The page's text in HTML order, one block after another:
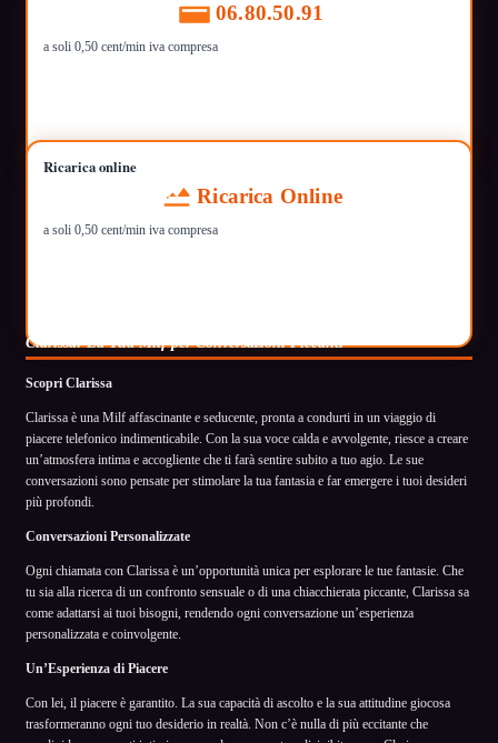
06.80.50.91
a soli 0,50 cent/min iva compresa
Ricarica online
Ricarica Online
a soli 0,50 cent/min iva compresa
Clarissa: La Tua Milf per Conversazioni Piccanti
Scopri Clarissa
Clarissa è una Milf affascinante e seducente, pronta a condurti in un viaggio di
piacere telefonico indimenticabile. Con la sua voce calda e avvolgente, riesce a creare
un’atmosfera intima e accogliente che ti farà sentire subito a tuo agio. Le sue
conversazioni sono pensate per stimolare la tua fantasia e far emergere i tuoi desideri
più profondi.
Conversazioni Personalizzate
Ogni chiamata con Clarissa è un’opportunità unica per esplorare le tue fantasie. Che
tu sia alla ricerca di un confronto sensuale o di una chiacchierata piccante, Clarissa sa
come adattarsi ai tuoi bisogni, rendendo ogni conversazione un’esperienza
personalizzata e coinvolgente.
Un’Esperienza di Piacere
Con lei, il piacere è garantito. La sua capacità di ascolto e la sua attitudine giocosa
trasformeranno ogni tuo desiderio in realtà. Non c’è nulla di più eccitante che